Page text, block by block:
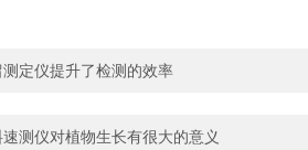
测定仪提升了检测的效率
测仪对植物生长有很大的意义